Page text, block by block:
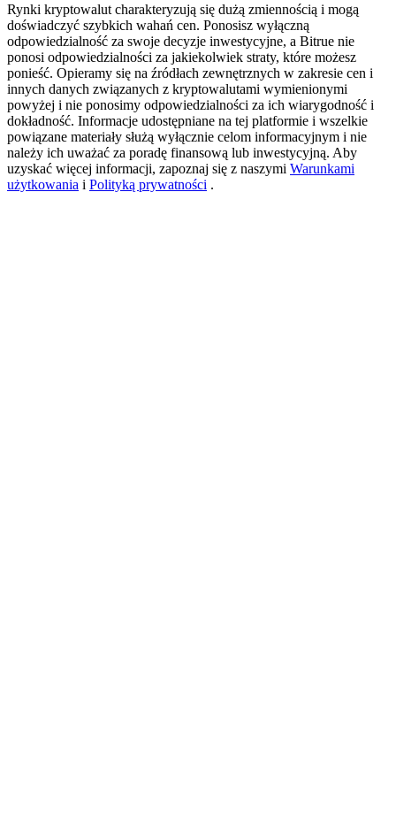
Precious Metals Trading Carnival
Trade Gold & Silver · 33,333 USDT Bonus
USDT New User Exclusive 10% APR
USDT Flexible Staking | Daily Rewards
Rynki kryptowalut charakteryzują się dużą zmiennością i mogą
doświadczyć szybkich wahań cen. Ponosisz wyłączną
odpowiedzialność za swoje decyzje inwestycyjne, a Bitrue nie
ponosi odpowiedzialności za jakiekolwiek straty, które możesz
ponieść. Opieramy się na źródłach zewnętrznych w zakresie cen i
innych danych związanych z kryptowalutami wymienionymi
powyżej i nie ponosimy odpowiedzialności za ich wiarygodność i
dokładność. Informacje udostępniane na tej platformie i wszelkie
powiązane materiały służą wyłącznie celom informacyjnym i nie
należy ich uważać za poradę finansową lub inwestycyjną. Aby
uzyskać więcej informacji, zapoznaj się z naszymi Warunkami
użytkowania i Polityką prywatności .